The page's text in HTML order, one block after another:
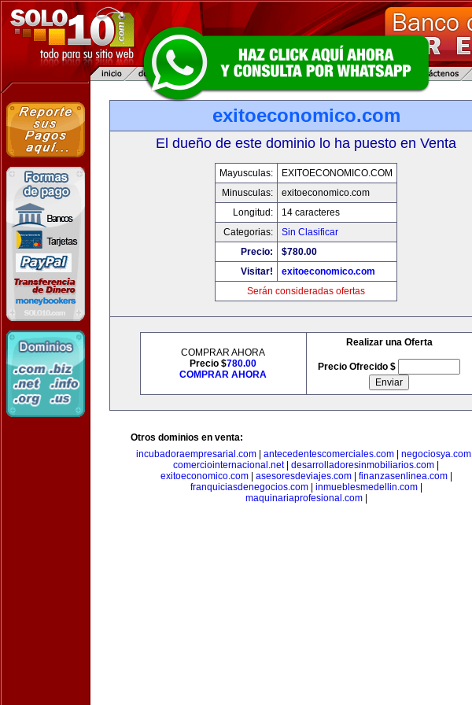
exitoeconomico.com
El dueño de este dominio lo ha puesto en Venta
Mayusculas:
EXITOECONOMICO.COM
Minusculas:
exitoeconomico.com
Longitud:
14 caracteres
Categorias:
Sin Clasificar
Precio:
$780.00
Visitar!
exitoeconomico.com
Serán consideradas ofertas
COMPRAR AHORA
Precio $780.00
COMPRAR AHORA
Realizar una Oferta
Precio Ofrecido $
Otros dominios en venta:
incubadoraempresarial.com
antecedentescomerciales.com negociosya.com
comerciointernacional.net| desarrolladoresinmobiliarios.com
exitoeconomico.com| asesoresdeviajes.com| finanzasenlinea.com|
franquiciasdenegocios.com| inmueblesmedellin.com|
maquinariaprofesional.com|